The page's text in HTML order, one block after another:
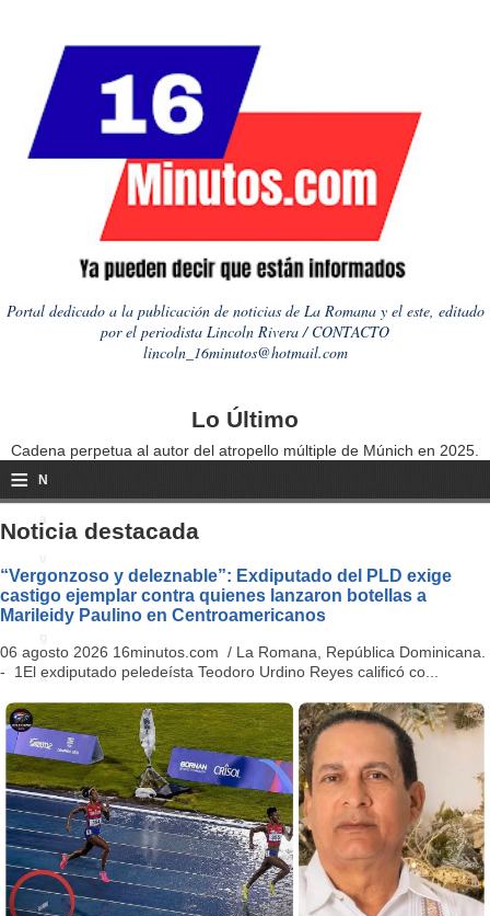
Portal dedicado a la publicación de noticias de La Romana y el este, editado
por el periodista Lincoln Rivera / CONTACTO
lincoln_16minutos@hotmail.com
Lo Último
Cadena perpetua al autor del atropello múltiple de Múnich en 2025.
≡ N
a
i
a
ti
o
n
Noticia destacada
“Vergonzoso y deleznable”: Exdiputado del PLD exige
castigo ejemplar contra quienes lanzaron botellas a
Marileidy Paulino en Centroamericanos
06 agosto 2026 16minutos.com / La Romana, República Dominicana.
- 1El exdiputado peledeísta Teodoro Urdino Reyes calificó co...